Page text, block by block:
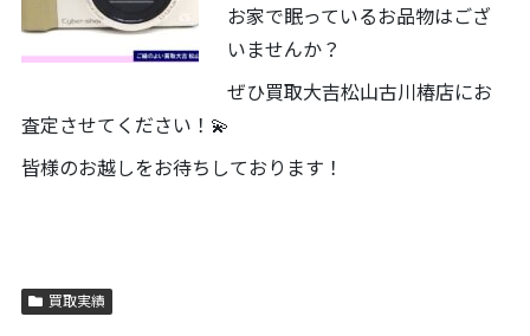
お家で眠っているお品物はござ
いませんか？
ぜひ買取大吉松山古川椿店にお
査定させてください！💫
皆様のお越しをお待ちしております！
買取実績